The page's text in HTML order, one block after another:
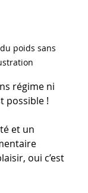
poids sans
régime ni
possible !
et un
oui c’est